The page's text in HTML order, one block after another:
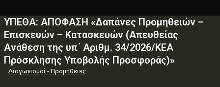
ΥΠΕΘΑ: ΑΠΟΦΑΣΗ «Δαπάνες Προμηθειών –
Επισκευών – Κατασκευών (Απευθείας
Ανάθεση της υπ΄ Αριθμ. 34/2026/ΚΕΑ
Πρόσκλησης Υποβολής Προσφοράς)»
Διαγωνισμοί - Προμήθειες